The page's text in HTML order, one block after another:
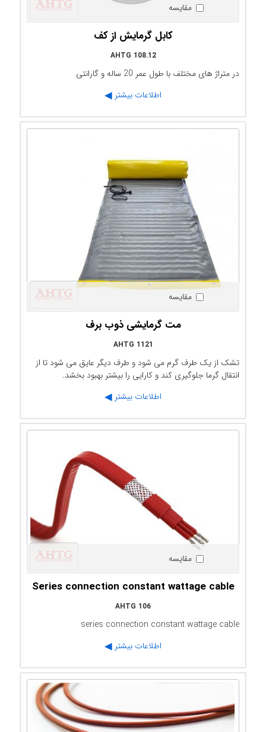
مقایسه
کابل گرمایش از کف
AHTG 108.12
در متراژ های مختلف با طول عمر 20 ساله و گارانتی
اطلاعات بیشتر
مقایسه
مت گرمایشی ذوب برف
AHTG 1121
تشک از یک طرف گرم می شود و طرف دیگر عایق می شود تا از
انتقال گرما جلوگیری کند و کارایی را بیشتر بهبود بخشد.
اطلاعات بیشتر
مقایسه
Series connection constant wattage cable
AHTG 106
series connection constant wattage cable
اطلاعات بیشتر